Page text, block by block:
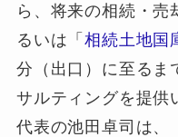
ら、将来の相続・売
るいは「相続土地国
分（出口）に至るま
サルティングを提供
代表の池田卓司は、